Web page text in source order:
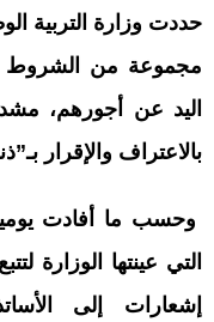
حددت وزارة التربية
مجموعة من الشروط
اليد عن أجورهم،
بالاعتراف والإقرار
وحسب ما أفادت
التي عينتها الوزارة
إشعارات إلى